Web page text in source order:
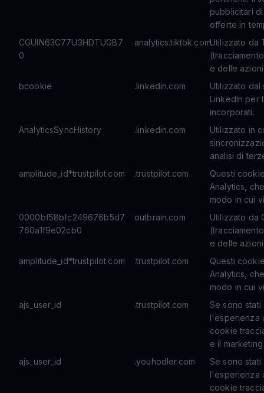
pubblicitari
offerte in
CGUIN63C77U3HDTUGB7
0
analytics.tiktok.comUtilizzato da
e delle
bcookie
.linkedin.com
Utilizzato
LinkedIn per
incorporati.
AnalyticsSyncHistory
.linkedin.com
Utilizzato in
analisi di
amplitude_id*trustpilot.com
.trustpilot.com
Questi
Analytics,
modo in cui
0000bf58bfc249676b5d7
760a1f9e02cb0
outbrain.com
Utilizzato da
e delle
amplitude_id*trustpilot.com
.trustpilot.com
Questi
Analytics,
modo in cui
ajs_user_id
.trustpilot.com
Se sono
l'esperienza
cookie
e il
ajs_user_id
.youhodler.com
Se sono
l'esperienza
cookie